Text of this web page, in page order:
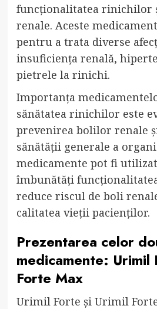
funcționalitatea rinichilor
renale. Aceste
pentru a trata diverse
insuficiența renală,
pietrele la rinichi.
Importanța
sănătatea rinichilor este
prevenirea bolilor renale
sănătății generale a
medicamente pot fi
îmbunătăți
reduce riscul de boli
calitatea vieții pacienților.
Prezentarea celor
medicamente: Urimil
Forte Max
Urimil Forte și Urimil